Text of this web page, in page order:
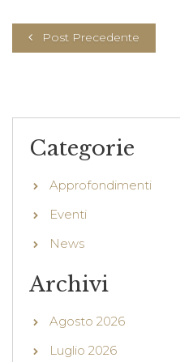
Post Precedente
Categorie
Approfondimenti
Eventi
News
Archivi
Agosto 2026
Luglio 2026